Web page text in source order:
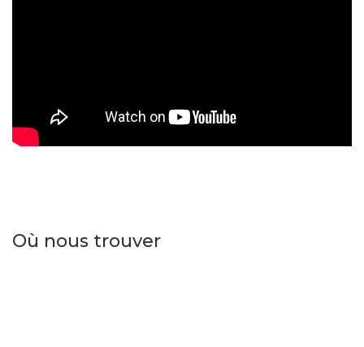
Où nous trouver